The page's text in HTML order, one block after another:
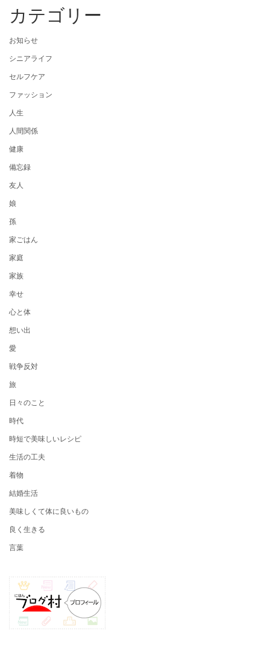
カテゴリー
お知らせ
シニアライフ
セルフケア
ファッション
人生
人間関係
健康
備忘録
友人
娘
孫
家ごはん
家庭
家族
幸せ
心と体
想い出
愛
戦争反対
旅
日々のこと
時代
時短で美味しいレシピ
生活の工夫
着物
結婚生活
美味しくて体に良いもの
良く生きる
言葉